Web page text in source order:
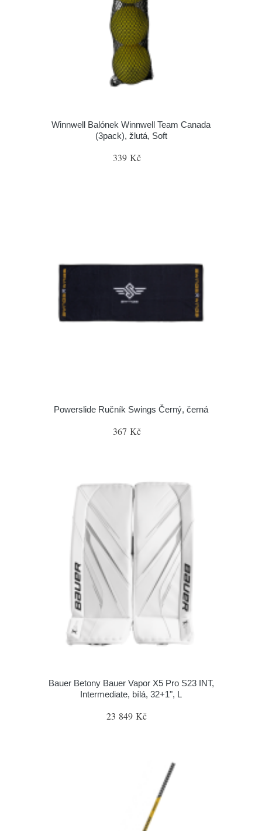
Winnwell Balónek Winnwell Team Canada
(3pack), žlutá, Soft
339 Kč
Powerslide Ručník Swings Černý, černá
367 Kč
Bauer Betony Bauer Vapor X5 Pro S23 INT,
Intermediate, bílá, 32+1", L
23 849 Kč